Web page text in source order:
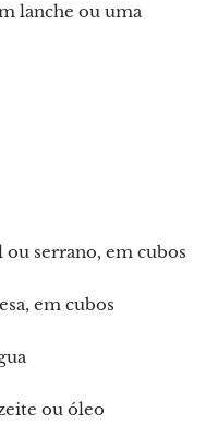
lanche ou uma
serrano, em cubos
em cubos
ou óleo